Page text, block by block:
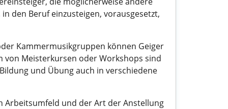
den Beruf einzusteigen, vorausgesetzt,
Kammermusikgruppen können Geiger
von Meisterkursen oder Workshops sind
und Übung auch in verschiedene
Arbeitsumfeld und der Art der Anstellung